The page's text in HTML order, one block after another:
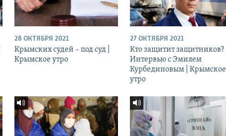
28 ОКТЯБРЯ 2021
Крымских судей – под суд |
Крымское утро
27 ОКТЯБРЯ 2021
Кто защитит защитников?
Интервью с Эмилем
Курбединовым | Крымское
утро